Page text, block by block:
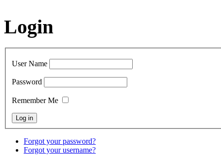
Login
User Name
Password
Remember Me
Forgot your password?
Forgot your username?